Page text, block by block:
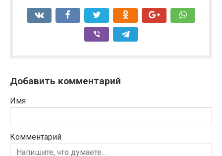
Добавить комментарий
Имя
Комментарий